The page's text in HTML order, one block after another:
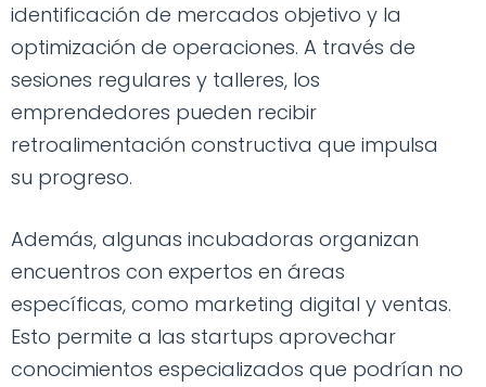
identificación de mercados objetivo y la
optimización de operaciones. A través de
sesiones regulares y talleres, los
emprendedores pueden recibir
retroalimentación constructiva que impulsa
su progreso.
Además, algunas incubadoras organizan
encuentros con expertos en áreas
específicas, como marketing digital y ventas.
Esto permite a las startups aprovechar
conocimientos especializados que podrían no